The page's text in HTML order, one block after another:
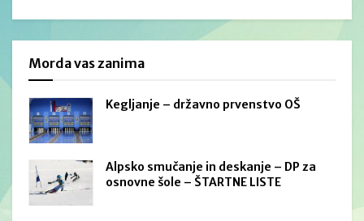
Morda vas zanima
Kegljanje – državno prvenstvo OŠ
Alpsko smučanje in deskanje – DP za
osnovne šole – ŠTARTNE LISTE